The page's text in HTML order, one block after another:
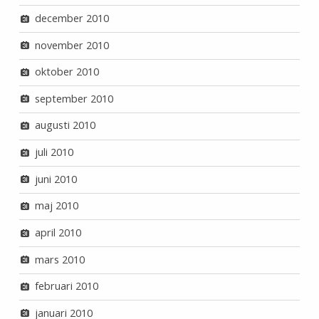
december 2010
november 2010
oktober 2010
september 2010
augusti 2010
juli 2010
juni 2010
maj 2010
april 2010
mars 2010
februari 2010
januari 2010